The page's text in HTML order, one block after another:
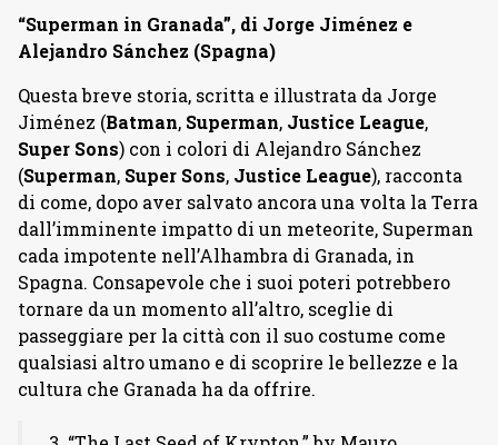
“Superman in Granada”, di Jorge Jiménez e
Alejandro Sánchez (Spagna)
Questa breve storia, scritta e illustrata da Jorge
Jiménez (Batman, Superman, Justice League,
Super Sons) con i colori di Alejandro Sánchez
(Superman, Super Sons, Justice League), racconta
di come, dopo aver salvato ancora una volta la Terra
dall’imminente impatto di un meteorite, Superman
cada impotente nell’Alhambra di Granada, in
Spagna. Consapevole che i suoi poteri potrebbero
tornare da un momento all’altro, sceglie di
passeggiare per la città con il suo costume come
qualsiasi altro umano e di scoprire le bellezze e la
cultura che Granada ha da offrire.